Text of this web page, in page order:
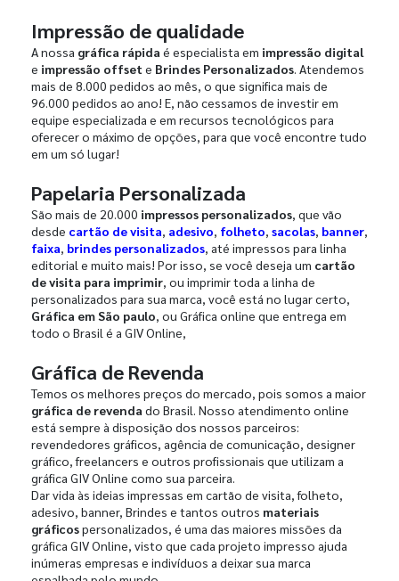
Impressão de qualidade
A nossa gráfica rápida é especialista em impressão digital
e impressão offset e Brindes Personalizados. Atendemos
mais de 8.000 pedidos ao mês, o que significa mais de
96.000 pedidos ao ano! E, não cessamos de investir em
equipe especializada e em recursos tecnológicos para
oferecer o máximo de opções, para que você encontre tudo
em um só lugar!
Papelaria Personalizada
São mais de 20.000 impressos personalizados, que vão
desde cartão de visita, adesivo, folheto, sacolas, banner,
faixa, brindes personalizados, até impressos para linha
editorial e muito mais! Por isso, se você deseja um cartão
de visita para imprimir, ou imprimir toda a linha de
personalizados para sua marca, você está no lugar certo,
Gráfica em São paulo, ou Gráfica online que entrega em
todo o Brasil é a GIV Online,
Gráfica de Revenda
Temos os melhores preços do mercado, pois somos a maior
gráfica de revenda do Brasil. Nosso atendimento online
está sempre à disposição dos nossos parceiros:
revendedores gráficos, agência de comunicação, designer
gráfico, freelancers e outros profissionais que utilizam a
gráfica GIV Online como sua parceira.
Dar vida às ideias impressas em cartão de visita, folheto,
adesivo, banner, Brindes e tantos outros materiais
gráficospersonalizados, é uma das maiores missões da
gráfica GIV Online, visto que cada projeto impresso ajuda
inúmeras empresas e indivíduos a deixar sua marca